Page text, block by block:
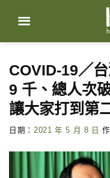
content
COVID-19／
9 千、總人次
讓大家打到第
日期： 2021 年 5 月 8 日